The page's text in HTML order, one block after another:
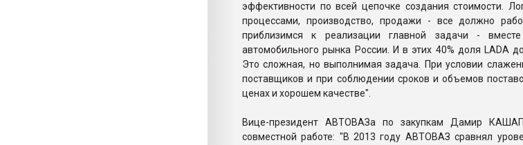
эффективности по всей цепочке создания стоимости.
процессами, производство, продажи - все должно
приблизимся к реализации главной задачи -
автомобильного рынка России. И в этих 40% доля LADA
Это сложная, но выполнимая задача. При условии
поставщиков и при соблюдении сроков и объемов
ценах и хорошем качестве".
Вице-президент АВТОВАЗа по закупкам Дамир
совместной работе: "В 2013 году АВТОВАЗ сравнял